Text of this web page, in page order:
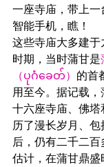
一座寺庙，带上
智能手机，瞧！
这些寺庙大多建
时期，当时蒲甘是
（ပုဂံခေတ်） 的首
用至今。据记载
十六座寺庙、佛
历了漫长岁月、
后，仍有二千二
估计，在蒲甘鼎